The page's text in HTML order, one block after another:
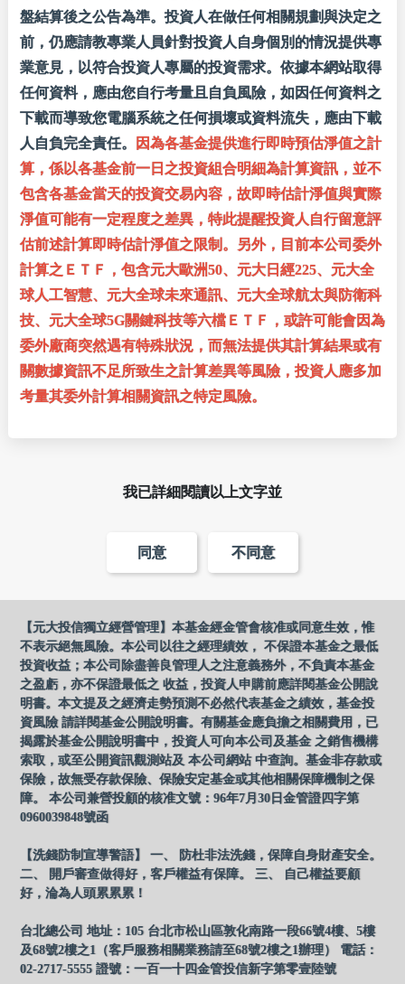
盤結算後之公告為準。投資人在做任何相關規劃與決定之
前，仍應請教專業人員針對投資人自身個別的情況提供專
業意見，以符合投資人專屬的投資需求。依據本網站取得
任何資料，應由您自行考量且自負風險，如因任何資料之
下載而導致您電腦系統之任何損壞或資料流失，應由下載
人自負完全責任。
因為各基金提供進行即時預估淨值之計
算，係以各基金前一日之投資組合明細為計算資訊，並不
包含各基金當天的投資交易內容，故即時估計淨值與實際
淨值可能有一定程度之差異，特此提醒投資人自行留意評
估前述計算即時估計淨值之限制。另外，目前本公司委外
計算之ＥＴＦ，包含元大歐洲50、元大日經225、元大全
球人工智慧、元大全球未來通訊、元大全球航太與防衛科
技、元大全球5G關鍵科技等六檔ＥＴＦ，或許可能會因為
委外廠商突然遇有特殊狀況，而無法提供其計算結果或有
關數據資訊不足所致生之計算差異等風險，投資人應多加
考量其委外計算相關資訊之特定風險。
我已詳細閱讀以上文字並
同意 不同意
【元大投信獨立經營管理】本基金經金管會核准或同意生效，惟
不表示絕無風險。本公司以往之經理績效， 不保證本基金之最低
投資收益；本公司除盡善良管理人之注意義務外，不負責本基金
之盈虧，亦不保證最低之 收益，投資人申購前應詳閱基金公開說
明書。本文提及之經濟走勢預測不必然代表基金之績效，基金投
資風險 請詳閱基金公開說明書。有關基金應負擔之相關費用，已
揭露於基金公開說明書中，投資人可向本公司及基金 之銷售機構
索取，或至公開資訊觀測站及 本公司網站 中查詢。基金非存款或
保險，故無受存款保險、保險安定基金或其他相關保障機制之保
障。 本公司兼營投顧的核准文號：96年7月30日金管證四字第
0960039848號函
【洗錢防制宣導警語】 一、 防杜非法洗錢，保障自身財產安全。
二、 開戶審查做得好，客戶權益有保障。 三、 自己權益要顧
好，淪為人頭累累累！
台北總公司 地址：105 台北市松山區敦化南路一段66號4樓、5樓
及68號2樓之1（客戶服務相關業務請至68號2樓之1辦理） 電話：
02-2717-5555 證號：一百一十四金管投信新字第零壹陸號